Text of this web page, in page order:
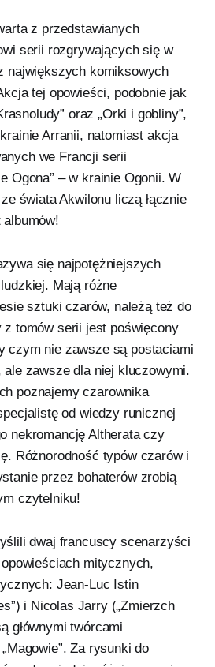
z przedstawianych
serii rozgrywających się w
największych komiksowych
tej opowieści, podobnie jak
oraz „Orki i gobliny”,
Arranii, natomiast akcja
we Francji serii
Ogona” – w krainie Ogonii. W
świata Akwilonu liczą łącznie
się najpotężniejszych
Mają różne
sztuki czarów, należą też do
tomów serii jest poświęcony
czym nie zawsze są postaciami
ale zawsze dla niej kluczowymi.
poznajemy czarownika
od wiedzy runicznej
nekromancję Altherata czy
Różnorodność typów czarów i
przez bohaterów zrobią
czytelniku!
dwaj francuscy scenarzyści
mitycznych,
Jean-Luc Istin
i Nicolas Jarry („Zmierzch
głównymi twórcami
Za rysunki do